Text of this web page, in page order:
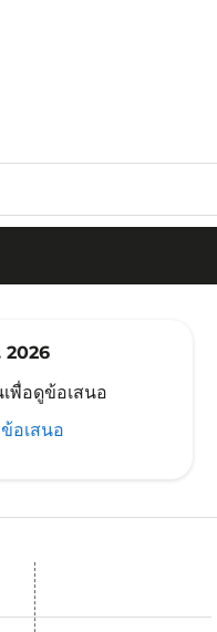
2026
พื่อดูข้อเสนอ
อเสนอ
สนอ
อเสนอ
นหาข้อเสนอ
ค้นหาข้อเสนอ
ค้นหาข้อเสนอ
disclaimer. ค้นหาข้อเสนอ
disclaimer. ค้นหาข้อ
offers-disclaimer. ค้นห
view-offers-
cmp-view-offers-
cmp-view-offers-
TAO–DVO: cmp-view-